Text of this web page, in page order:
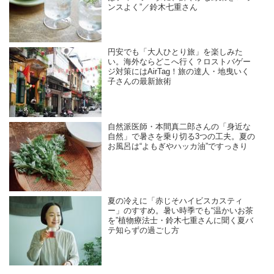
ンスよく”／鈴木七重さん
円安でも「大人ひとり旅」を楽しみた
い。海外ならどこへ行く？ロストバゲー
ジ対策にはAirTag！旅の達人・地曳いく
子さんの最新旅術
自然派医師・本間真二郎さんの「身近な
自然」で暑さを乗り切る3つの工夫。夏の
お風呂は“よもぎやハッカ油”ですっきり
夏の冷えに「赤じそハイビスカスティ
ー」のすすめ。暑い時季でも“温かいお茶
を”植物療法士・鈴木七重さんに聞く夏バ
テ知らずの過ごし方